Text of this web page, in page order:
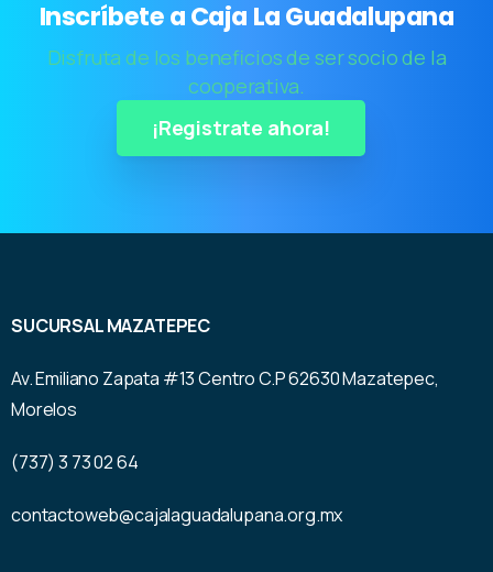
Inscríbete a Caja La Guadalupana
Disfruta de los beneficios de ser socio de la
cooperativa.
¡Registrate ahora!
SUCURSAL MAZATEPEC
Av. Emiliano Zapata #13 Centro C.P 62630 Mazatepec,
Morelos
(737) 3 73 02 64
contactoweb@cajalaguadalupana.org.mx